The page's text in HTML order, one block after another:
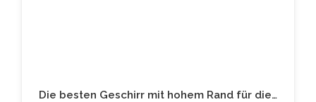
Die besten Geschirr mit hohem Rand für die…